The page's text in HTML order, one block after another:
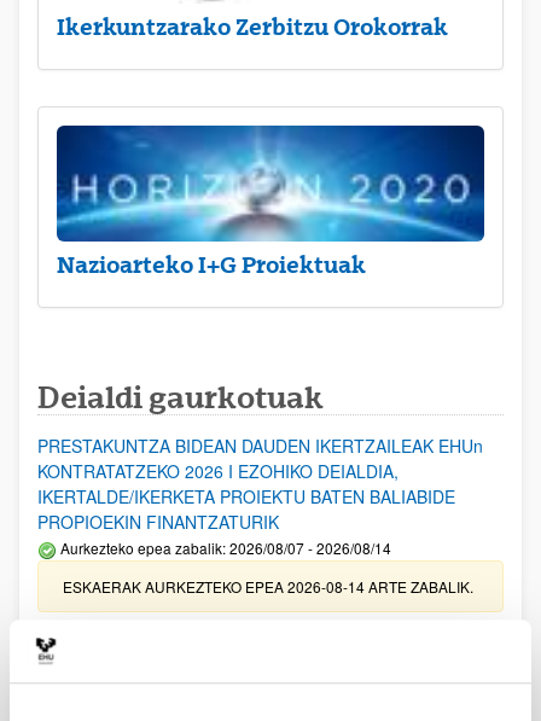
Ikerkuntzarako Zerbitzu Orokorrak
Nazioarteko I+G Proiektuak
Deialdi gaurkotuak
PRESTAKUNTZA BIDEAN DAUDEN IKERTZAILEAK EHUn
KONTRATATZEKO 2026 I EZOHIKO DEIALDIA,
IKERTALDE/IKERKETA PROIEKTU BATEN BALIABIDE
PROPIOEKIN FINANTZATURIK
Aurkezteko epea zabalik: 2026/08/07 - 2026/08/14
ESKAERAK AURKEZTEKO EPEA 2026-08-14 ARTE ZABALIK.
UPV/EHUn Azpiegitura Zientifikoa eta Funts Bibliografikoak
erosi eta berritzeko laguntzak 2026